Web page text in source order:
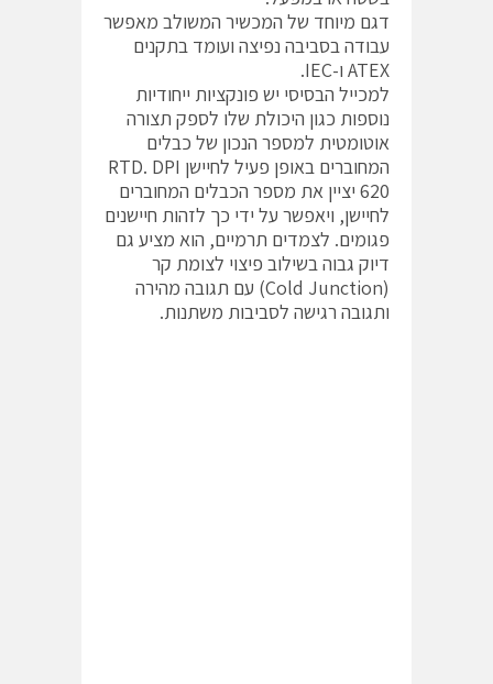
דגם מיוחד של המכשיר המשולב מאפשר
עבודה בסביבה נפיצה ועומד בתקנים
ATEX ו-IEC.
למכייל הבסיסי יש פונקציות ייחודיות
נוספות כגון היכולת שלו לספק תצורה
אוטומטית למספר הנכון של כבלים
המחוברים באופן פעיל לחיישן RTD. DPI
620 יציין את מספר הכבלים המחוברים
לחיישן, ויאפשר על ידי כך לזהות חיישנים
פגומים. לצמדים תרמיים, הוא מציע גם
דיוק גבוה בשילוב פיצוי לצומת קר
(Cold Junction) עם תגובה מהירה
ותגובה רגישה לסביבות משתנות.